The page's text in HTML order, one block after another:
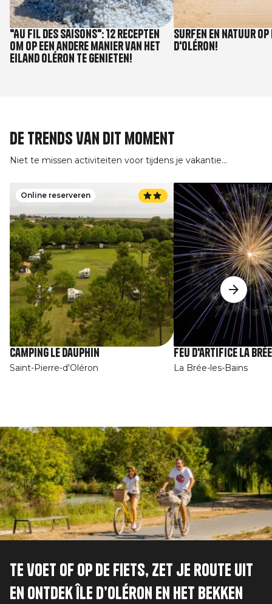
"Au fil des saisons": 12 recepten
om op een andere manier van het
eiland Oléron te genieten!
Surfen en natuur
d'Oléron!
De trends van dit moment
Niet te missen activiteiten voor tijdens je vakantie...
Online reserveren
Camping Le Dauphin
Saint-Pierre-d'Oléron
Feu d'artifice La
La Brée-les-Bains
Afbeelding
Te voet of op de fiets, zet je route uit
en ontdek Île d’Oléron en het bekken